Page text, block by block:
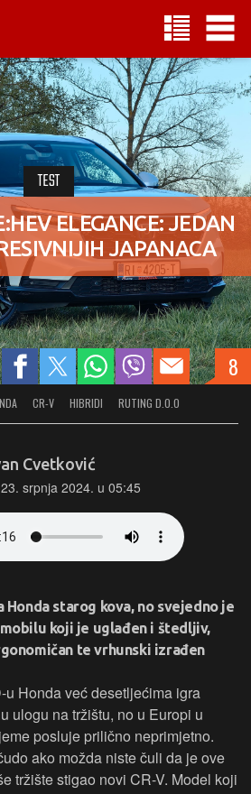
TEST
ELEGANCE: JEDAN
JAPANACA
8
CR-V HIBRIDI RUTING D.O.O
Cvetković
srpnja 2024. u 05:45
Honda starog kova, no svejedno je
koji je uglađen i štedljiv,
te vrhunski izrađen
u Honda već desetljećima igra
ulogu na tržištu, no u Europi u
posluje prilično neprimjetno.
ako možda niste čuli da je ove
tržište stigao novi CR-V. Model koji